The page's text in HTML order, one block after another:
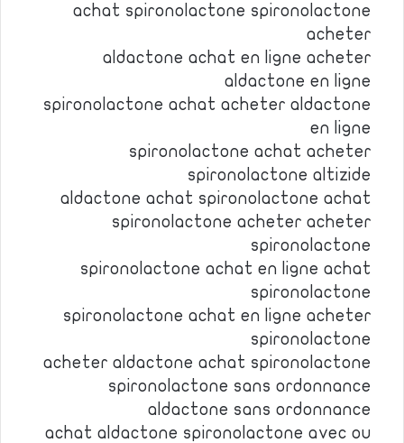
achat spironolactone spironolactone
acheter
aldactone achat en ligne acheter
aldactone en ligne
spironolactone achat acheter aldactone
en ligne
spironolactone achat acheter
spironolactone altizide
aldactone achat spironolactone achat
spironolactone acheter acheter
spironolactone
spironolactone achat en ligne achat
spironolactone
spironolactone achat en ligne acheter
spironolactone
acheter aldactone achat spironolactone
spironolactone sans ordonnance
aldactone sans ordonnance
achat aldactone spironolactone avec ou